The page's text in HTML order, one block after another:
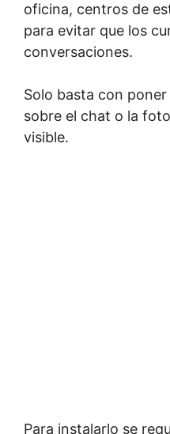
oficina, centros de
para evitar que los
conversaciones.
Solo basta con
sobre el chat o la
visible.
Para instalarlo se